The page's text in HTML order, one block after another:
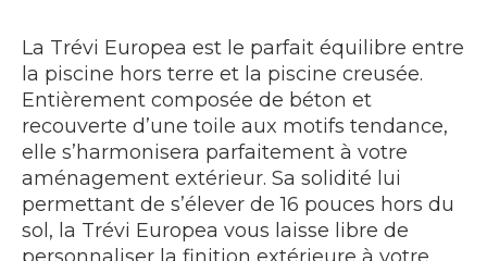
La Trévi Europea est le parfait équilibre entre
la piscine hors terre et la piscine creusée.
Entièrement composée de béton et
recouverte d’une toile aux motifs tendance,
elle s’harmonisera parfaitement à votre
aménagement extérieur. Sa solidité lui
permettant de s’élever de 16 pouces hors du
sol, la Trévi Europea vous laisse libre de